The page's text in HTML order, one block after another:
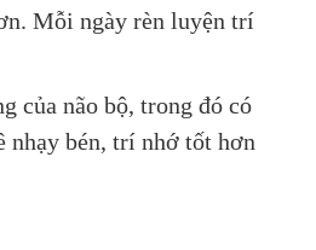
Mỗi ngày rèn luyện trí
của não bộ, trong đó có
nhạy bén, trí nhớ tốt hơn